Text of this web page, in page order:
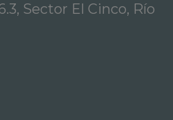
Sector El Cinco, Río